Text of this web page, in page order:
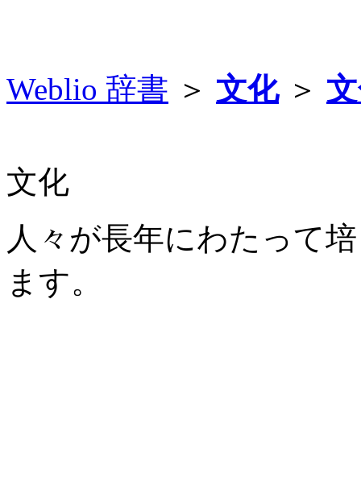
Weblio 辞書 ＞ 文化＞
文化
人々が長年にわたって
ます。